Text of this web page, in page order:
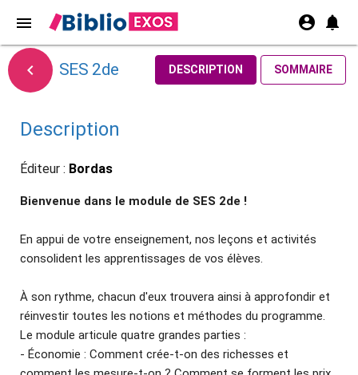
menu account_circle notifications
 SES 2de DESCRIPTION SOMMAIRE
Description
Éditeur : Bordas
Bienvenue dans le module de SES 2de !
En appui de votre enseignement, nos leçons et activités
consolident les apprentissages de vos élèves.
À son rythme, chacun d'eux trouvera ainsi à approfondir et
réinvestir toutes les notions et méthodes du programme.
Le module articule quatre grandes parties :
- Économie : Comment crée-t-on des richesses et